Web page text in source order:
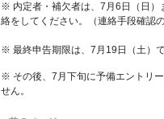
※ 内定者・補欠者は、7月6日（日）
絡をしてください。（連絡手段確認の
※ 最終申告期限は、7月19日（土）で
※ その後、7月下旬に予備エントリ
せん。